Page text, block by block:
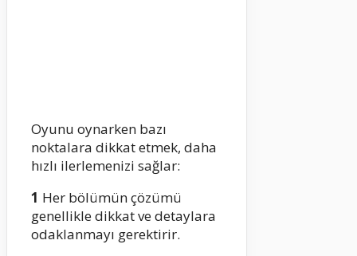
Oyunu oynarken bazı
noktalara dikkat etmek, daha
hızlı ilerlemenizi sağlar:
1 Her bölümün çözümü
genellikle dikkat ve detaylara
odaklanmayı gerektirir.